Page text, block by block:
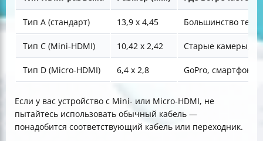
Тип A (стандарт) 13,9 x 4,45 Большинство
Тип C (Mini-HDMI) 10,42 x 2,42 Старые камеры,
Тип D (Micro-HDMI) 6,4 x 2,8 GoPro, смартфоны
Если у вас устройство с Mini- или Micro-HDMI, не
пытайтесь использовать обычный кабель —
понадобится соответствующий кабель или переходник.